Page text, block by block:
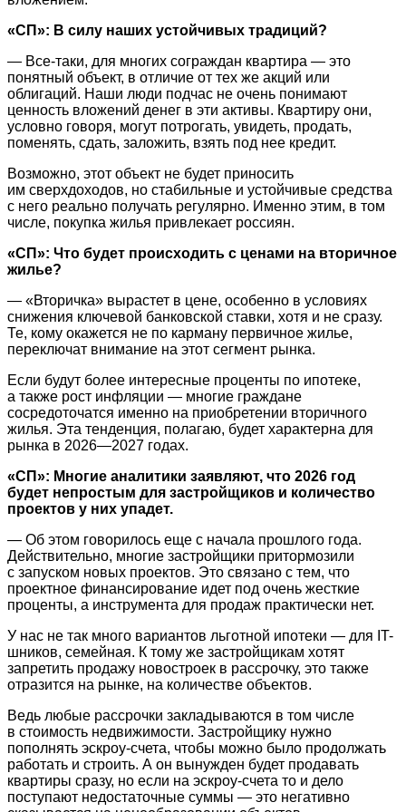
«СП»: В силу наших устойчивых традиций?
— Все-таки, для многих сограждан квартира — это
понятный объект, в отличие от тех же акций или
облигаций. Наши люди подчас не очень понимают
ценность вложений денег в эти активы. Квартиру они,
условно говоря, могут потрогать, увидеть, продать,
поменять, сдать, заложить, взять под нее кредит.
Возможно, этот объект не будет приносить
им сверхдоходов, но стабильные и устойчивые средства
с него реально получать регулярно. Именно этим, в том
числе, покупка жилья привлекает россиян.
«СП»: Что будет происходить с ценами на вторичное
жилье?
— «Вторичка» вырастет в цене, особенно в условиях
снижения ключевой банковской ставки, хотя и не сразу.
Те, кому окажется не по карману первичное жилье,
переключат внимание на этот сегмент рынка.
Если будут более интересные проценты по ипотеке,
а также рост инфляции — многие граждане
сосредоточатся именно на приобретении вторичного
жилья. Эта тенденция, полагаю, будет характерна для
рынка в 2026—2027 годах.
«СП»: Многие аналитики заявляют, что 2026 год
будет непростым для застройщиков и количество
проектов у них упадет.
— Об этом говорилось еще с начала прошлого года.
Действительно, многие застройщики притормозили
с запуском новых проектов. Это связано с тем, что
проектное финансирование идет под очень жесткие
проценты, а инструмента для продаж практически нет.
У нас не так много вариантов льготной ипотеки — для IT-
шников, семейная. К тому же застройщикам хотят
запретить продажу новостроек в рассрочку, это также
отразится на рынке, на количестве объектов.
Ведь любые рассрочки закладываются в том числе
в стоимость недвижимости. Застройщику нужно
пополнять эскроу-счета, чтобы можно было продолжать
работать и строить. А он вынужден будет продавать
квартиры сразу, но если на эскроу-счета то и дело
поступают недостаточные суммы — это негативно